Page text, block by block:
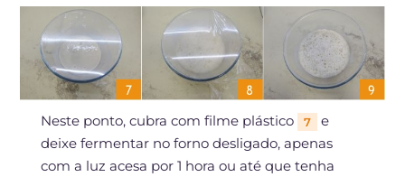
Neste ponto, cubra com filme plástico 7
e
deixe fermentar no forno desligado, apenas
com a luz acesa por 1 hora ou até que tenha